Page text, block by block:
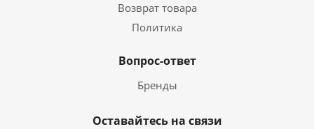
Возврат товара
Политика
Вопрос-ответ
Бренды
Оставайтесь на связи